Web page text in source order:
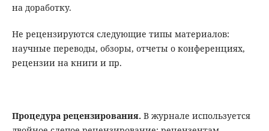
на доработку.
Не рецензируются следующие типы материалов:
научные переводы, обзоры, отчеты о конференциях,
рецензии на книги и пр.
Процедура рецензирования. В журнале используется